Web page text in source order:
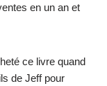
en un an et
ce livre quand
de Jeff pour